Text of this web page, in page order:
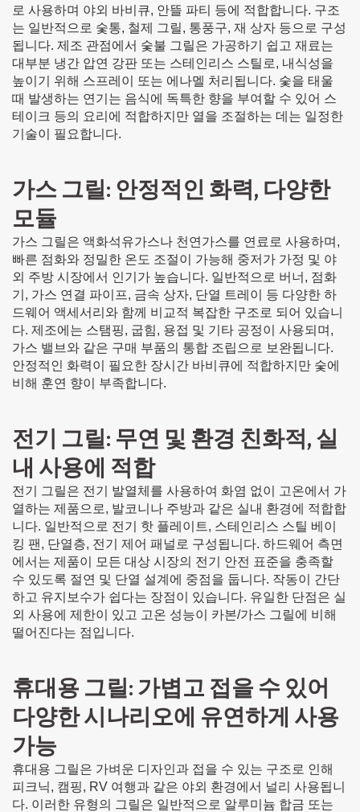
로 사용하며 야외 바비큐, 안뜰 파티 등에 적합합니다. 구조
는 일반적으로 숯통, 철제 그릴, 통풍구, 재 상자 등으로 구성
됩니다. 제조 관점에서 숯불 그릴은 가공하기 쉽고 재료는
대부분 냉간 압연 강판 또는 스테인리스 스틸로, 내식성을
높이기 위해 스프레이 또는 에나멜 처리됩니다. 숯을 태울
때 발생하는 연기는 음식에 독특한 향을 부여할 수 있어 스
테이크 등의 요리에 적합하지만 열을 조절하는 데는 일정한
기술이 필요합니다.
가스 그릴: 안정적인 화력, 다양한
모듈
가스 그릴은 액화석유가스나 천연가스를 연료로 사용하며,
빠른 점화와 정밀한 온도 조절이 가능해 중저가 가정 및 야
외 주방 시장에서 인기가 높습니다. 일반적으로 버너, 점화
기, 가스 연결 파이프, 금속 상자, 단열 트레이 등 다양한 하
드웨어 액세서리와 함께 비교적 복잡한 구조로 되어 있습니
다. 제조에는 스탬핑, 굽힘, 용접 및 기타 공정이 사용되며,
가스 밸브와 같은 구매 부품의 통합 조립으로 보완됩니다.
안정적인 화력이 필요한 장시간 바비큐에 적합하지만 숯에
비해 훈연 향이 부족합니다.
전기 그릴: 무연 및 환경 친화적, 실
내 사용에 적합
전기 그릴은 전기 발열체를 사용하여 화염 없이 고온에서 가
열하는 제품으로, 발코니나 주방과 같은 실내 환경에 적합합
니다. 일반적으로 전기 핫 플레이트, 스테인리스 스틸 베이
킹 팬, 단열층, 전기 제어 패널로 구성됩니다. 하드웨어 측면
에서는 제품이 모든 대상 시장의 전기 안전 표준을 충족할
수 있도록 절연 및 단열 설계에 중점을 둡니다. 작동이 간단
하고 유지보수가 쉽다는 장점이 있습니다. 유일한 단점은 실
외 사용에 제한이 있고 고온 성능이 카본/가스 그릴에 비해
떨어진다는 점입니다.
휴대용 그릴: 가볍고 접을 수 있어
다양한 시나리오에 유연하게 사용
가능
휴대용 그릴은 가벼운 디자인과 접을 수 있는 구조로 인해
피크닉, 캠핑, RV 여행과 같은 야외 환경에서 널리 사용됩니
다. 이러한 유형의 그릴은 일반적으로 알루미늄 합금 또는